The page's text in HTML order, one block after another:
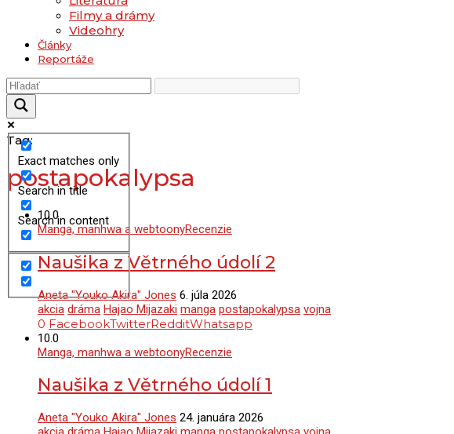
Filmy a drámy
Videohry
Články
Reportáže
Exact matches only
Search in title
Search in content
Tag:
postapokalypsa
10.0
Manga, manhwa a webtoonyRecenzie
Naušika z Větrného údolí 2
Aneta "Youko Akira" Jones 6. júla 2026
akcia dráma Hajao Mijazaki manga postapokalypsa vojna
0 FacebookTwitterRedditWhatsapp
10.0
Manga, manhwa a webtoonyRecenzie
Naušika z Větrného údolí 1
Aneta "Youko Akira" Jones 24. januára 2026